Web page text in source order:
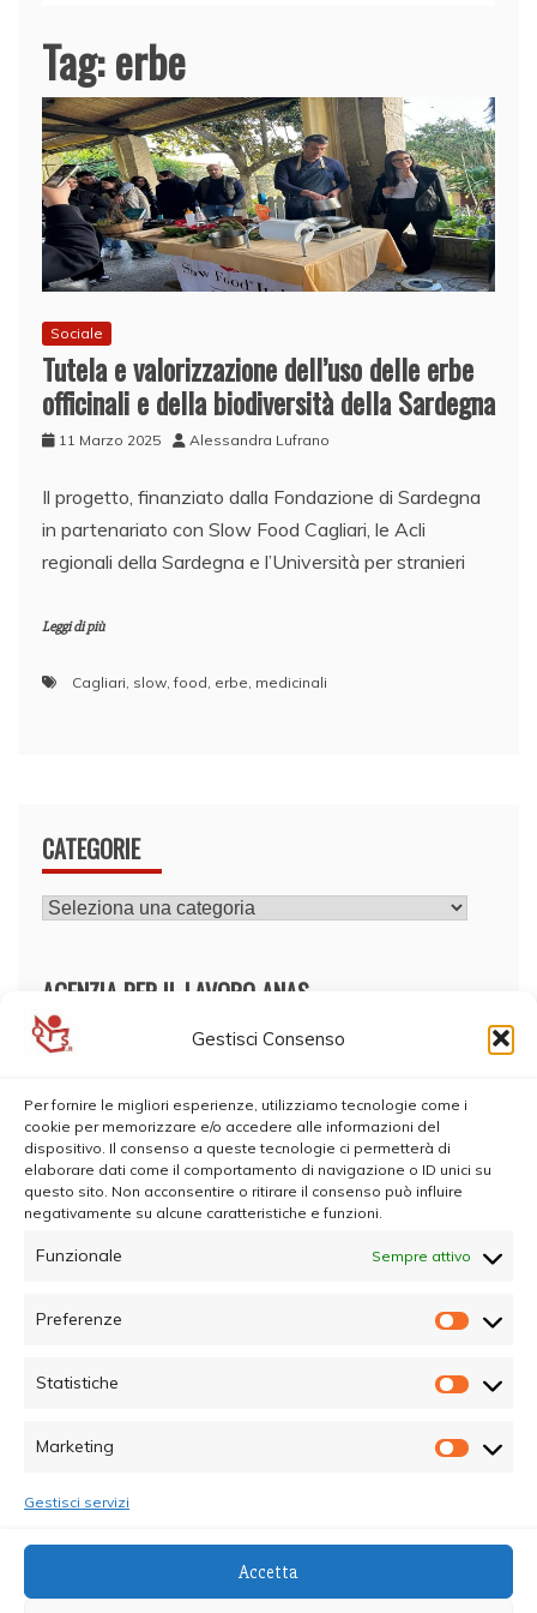
Gestisci Consenso
Per fornire le migliori esperienze, utilizziamo tecnologie come i
cookie per memorizzare e/o accedere alle informazioni del
dispositivo. Il consenso a queste tecnologie ci permetterà di
elaborare dati come il comportamento di navigazione o ID unici su
questo sito. Non acconsentire o ritirare il consenso può influire
negativamente su alcune caratteristiche e funzioni.
Funzionale Sempre attivo
Preferenze
Statistiche
Marketing
Gestisci servizi
Accetta
Tag:erbe
Sociale
Tutela e valorizzazione dell’uso delle erbe
officinali e della biodiversità della Sardegna
11 Marzo 2025 Alessandra Lufrano
Il progetto, finanziato dalla Fondazione di Sardegna
in partenariato con Slow Food Cagliari, le Acli
regionali della Sardegna e l’Università per stranieri
Leggi di più
Cagliari, slow,food, erbe, medicinali
CATEGORIE
CATEGORIE
AGENZIA PER IL LAVORO ANAS
96015470825 - Testata Giornalistica online Registrata